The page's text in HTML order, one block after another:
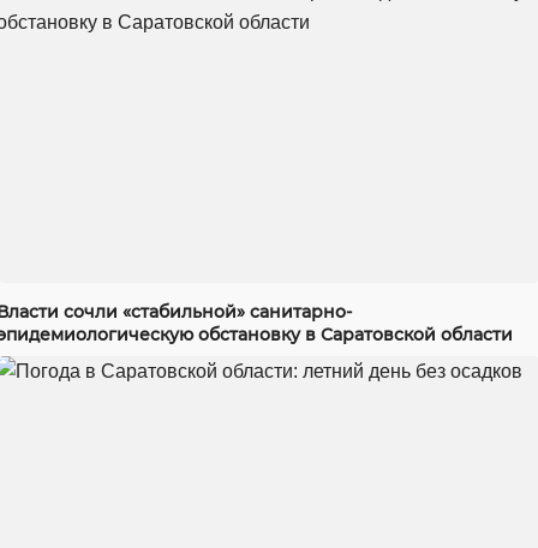
сочли «стабильной» санитарно-
обстановку в Саратовской области